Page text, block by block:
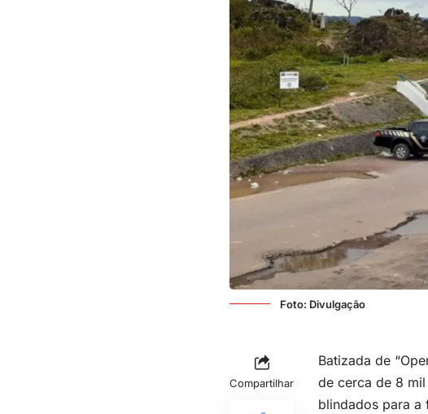
Foto: Divulgação
Compartilhar
Batizada de
de cerca de 8
blindados para a